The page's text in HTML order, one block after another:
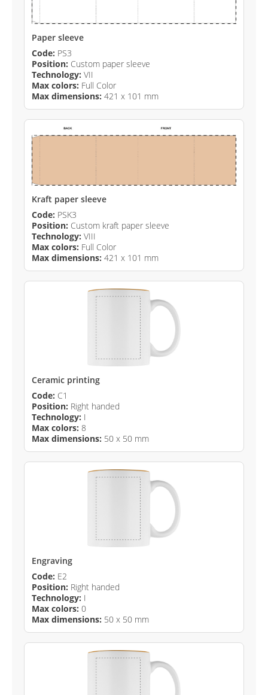
Paper sleeve
Code: PS3
Position: Custom paper sleeve
Technology: VII
Max colors: Full Color
Max dimensions: 421 x 101 mm
Kraft paper sleeve
Code: PSK3
Position: Custom kraft paper sleeve
Technology: VIII
Max colors: Full Color
Max dimensions: 421 x 101 mm
Ceramic printing
Code: C1
Position: Right handed
Technology: I
Max colors: 8
Max dimensions: 50 x 50 mm
Engraving
Code: E2
Position: Right handed
Technology: I
Max colors: 0
Max dimensions: 50 x 50 mm